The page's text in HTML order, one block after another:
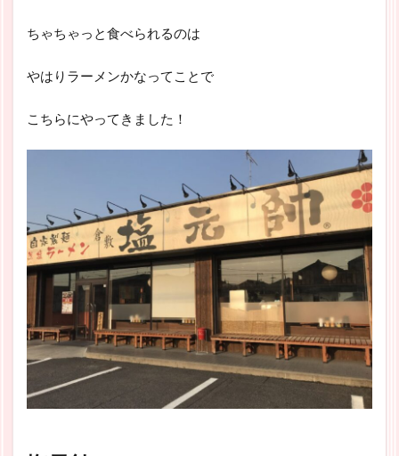
ちゃちゃっと食べられるのは
やはりラーメンかなってことで
こちらにやってきました！